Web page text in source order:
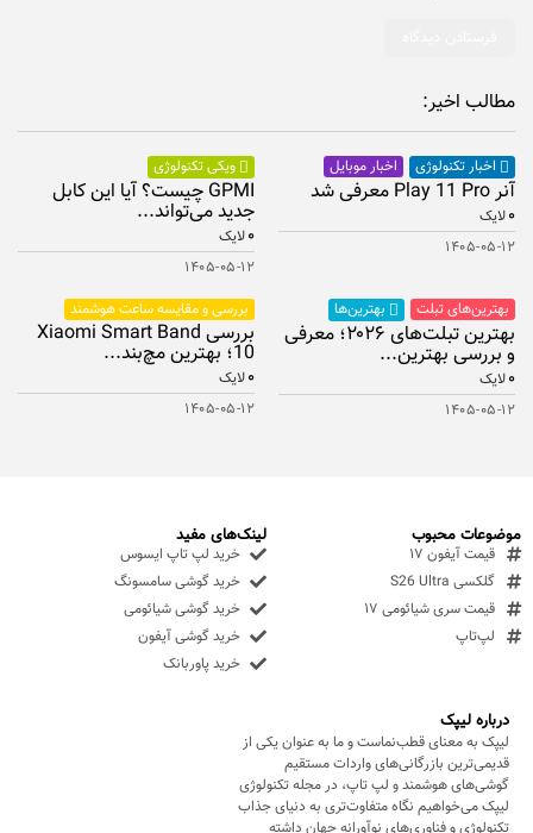
مطالب اخیر:
اخبار تکنولوژی اخبار موبایل
آنر Play 11 Pro معرفی شد
۰لایک
۱۴۰۵-۰۵-۱۲
ویکی تکنولوژی
GPMI چیست؟ آیا این کابل
جدید می‌تواند...
۰لایک
۱۴۰۵-۰۵-۱۲
بهترین‌های تبلت
بهترین‌ها
بهترین تبلت‌های ۲۰۲۶؛ معرفی
و بررسی بهترین...
۰لایک
۱۴۰۵-۰۵-۱۲
بررسی و مقایسه ساعت هوشمند
بررسی Xiaomi Smart Band
10؛ بهترین مچ‌بند...
۰لایک
۱۴۰۵-۰۵-۱۲
درباره لیپک
لیپک به معنای قطب‌نماست و ما به عنوان یکی از
قدیمی‌ترین بازرگانی‌های واردات مستقیم
گوشی‌های هوشمند و لپ تاپ، در مجله تکنولوژی
لیپک می‌خواهیم نگاه متفاوت‌تری به دنیای جذاب
تکنولوژی و فناوری‌های نوآورانه جهان داشته
موضوعات محبوب
قیمت آیفون ۱۷
گلکسی S26 Ultra
قیمت سری شیائومی ۱۷
لپ‌تاپ
لینک‌های مفید
خرید لپ تاپ ایسوس
خرید گوشی سامسونگ
خرید گوشی شیائومی
خرید گوشی آیفون
خرید پاوربانک